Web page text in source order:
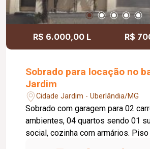
R$ 6.000,00 L R$
Sobrado para locação no
Jardim
Cidade Jardim - Uberlândia/MG
Sobrado com garagem para 02
ambientes, 04 quartos sendo 01
social, cozinha com armários.